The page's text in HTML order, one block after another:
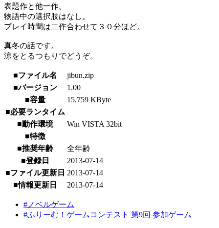
表題作と他一作。
物語中の選択肢はなし。
プレイ時間は二作合わせて３０分ほど。
真冬の話です。
涼をとるつもりでどうぞ。
■ファイル名
jibun.zip
■バージョン
1.00
■容量
15,759 KByte
■必要ランタイム
■動作環境
Win VISTA 32bit
■特徴
■推奨年齢
全年齢
■登録日
2013-07-14
■ファイル更新日 2013-07-14
■情報更新日
2013-07-14
#ノベルゲーム
#ふりーむ！ゲームコンテスト 第9回 参加ゲーム